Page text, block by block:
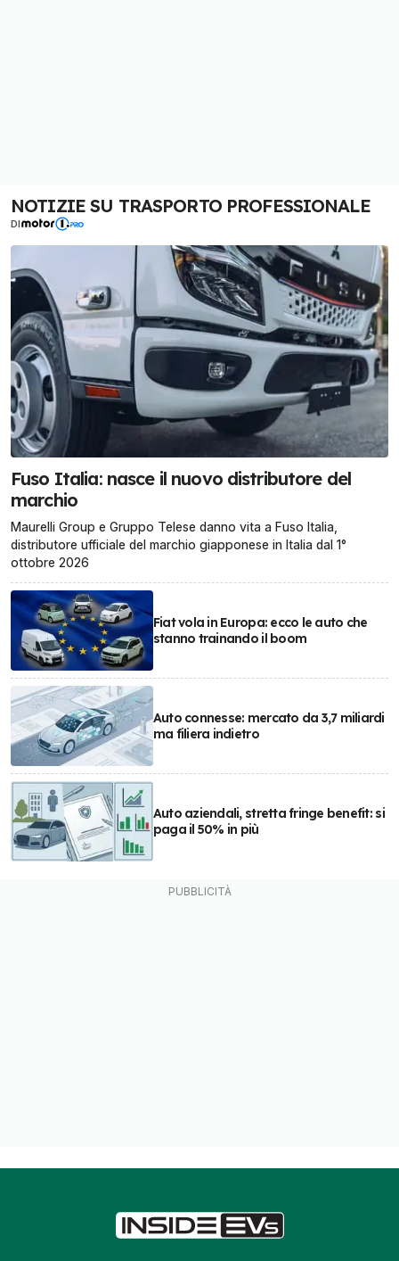
NOTIZIE SU TRASPORTO PROFESSIONALE
DI
Fuso Italia: nasce il nuovo distributore del
marchio
Maurelli Group e Gruppo Telese danno vita a Fuso Italia,
distributore ufficiale del marchio giapponese in Italia dal 1°
ottobre 2026
Fiat vola in Europa: ecco le auto che
stanno trainando il boom
Auto connesse: mercato da 3,7 miliardi
ma filiera indietro
Auto aziendali, stretta fringe benefit: si
paga il 50% in più